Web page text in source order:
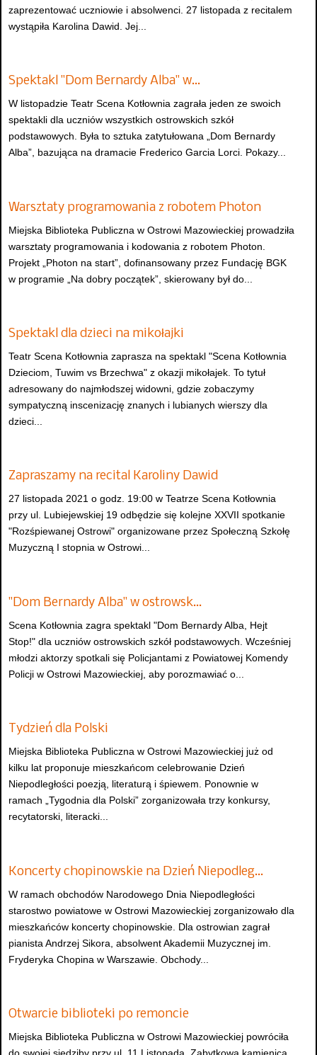
zaprezentować uczniowie i absolwenci. 27 listopada z recitalem
wystąpiła Karolina Dawid. Jej...
Spektakl "Dom Bernardy Alba" w…
W listopadzie Teatr Scena Kotłownia zagrała jeden ze swoich
spektakli dla uczniów wszystkich ostrowskich szkół
podstawowych. Była to sztuka zatytułowana „Dom Bernardy
Alba”, bazująca na dramacie Frederico Garcia Lorci. Pokazy...
Warsztaty programowania z robotem Photon
Miejska Biblioteka Publiczna w Ostrowi Mazowieckiej prowadziła
warsztaty programowania i kodowania z robotem Photon.
Projekt „Photon na start”, dofinansowany przez Fundację BGK
w programie „Na dobry początek”, skierowany był do...
Spektakl dla dzieci na mikołajki
Teatr Scena Kotłownia zaprasza na spektakl "Scena Kotłownia
Dzieciom, Tuwim vs Brzechwa" z okazji mikołajek. To tytuł
adresowany do najmłodszej widowni, gdzie zobaczymy
sympatyczną inscenizację znanych i lubianych wierszy dla
dzieci...
Zapraszamy na recital Karoliny Dawid
27 listopada 2021 o godz. 19:00 w Teatrze Scena Kotłownia
przy ul. Lubiejewskiej 19 odbędzie się kolejne XXVII spotkanie
"Rozśpiewanej Ostrowi" organizowane przez Społeczną Szkołę
Muzyczną I stopnia w Ostrowi...
"Dom Bernardy Alba" w ostrowsk…
Scena Kotłownia zagra spektakl "Dom Bernardy Alba, Hejt
Stop!" dla uczniów ostrowskich szkół podstawowych. Wcześniej
młodzi aktorzy spotkali się Policjantami z Powiatowej Komendy
Policji w Ostrowi Mazowieckiej, aby porozmawiać o...
Tydzień dla Polski
Miejska Biblioteka Publiczna w Ostrowi Mazowieckiej już od
kilku lat proponuje mieszkańcom celebrowanie Dzień
Niepodległości poezją, literaturą i śpiewem. Ponownie w
ramach „Tygodnia dla Polski” zorganizowała trzy konkursy,
recytatorski, literacki...
Koncerty chopinowskie na Dzień Niepodleg…
W ramach obchodów Narodowego Dnia Niepodległości
starostwo powiatowe w Ostrowi Mazowieckiej zorganizowało dla
mieszkańców koncerty chopinowskie. Dla ostrowian zagrał
pianista Andrzej Sikora, absolwent Akademii Muzycznej im.
Fryderyka Chopina w Warszawie. Obchody...
Otwarcie biblioteki po remoncie
Miejska Biblioteka Publiczna w Ostrowi Mazowieckiej powróciła